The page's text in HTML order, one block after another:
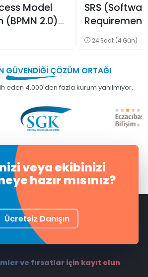
Model
2.0)
SRS
Requirement
24 Saat (4 Gün)
GÜVENDİĞİÇÖZÜM ORTAĞI
eden 4.000'den fazla kurum yanılmıyor.
veya ekibinizi
hazır mısınız?
Ücretsiz Danışın
ve fırsatlar için kayıt olun